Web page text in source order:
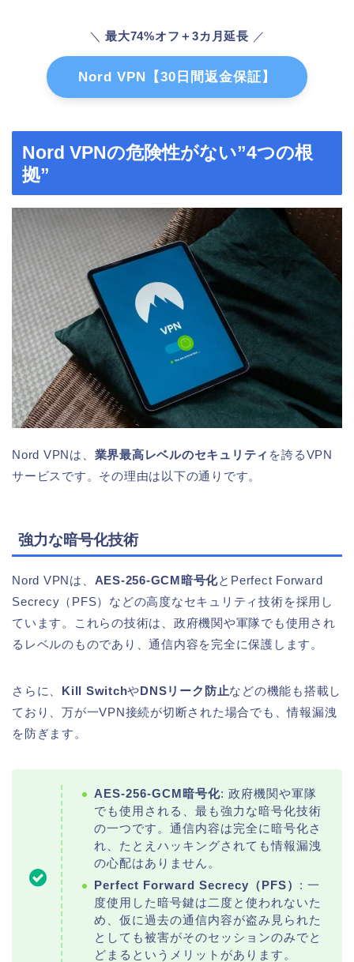
＼最大74%オフ＋3カ月延長 ／
Nord VPN【30日間返金保証】
Nord VPNの危険性がない”4つの根
拠”
Nord VPNは、 業界最高レベルのセキュリティ を誇るVPN
サービスです。その理由は以下の通りです。
強力な暗号化技術
Nord VPNは、 AES-256-GCM暗号化とPerfect Forward
Secrecy（PFS）などの高度なセキュリティ技術を採用し
ています。これらの技術は、政府機関や軍隊でも使用され
るレベルのものであり、通信内容を完全に保護します。
さらに、 Kill SwitchやDNSリーク防止などの機能も搭載し
ており、万が一VPN接続が切断された場合でも、情報漏洩
を防ぎます。
AES-256-GCM暗号化: 政府機関や軍隊
でも使用される、最も強力な暗号化技術
の一つです。通信内容は完全に暗号化さ
れ、たとえハッキングされても情報漏洩
の心配はありません。
Perfect Forward Secrecy（PFS） : 一
度使用した暗号鍵は二度と使われないた
め、仮に過去の通信内容が盗み見られた
としても被害がそのセッションのみでと
どまるというメリットがあります。